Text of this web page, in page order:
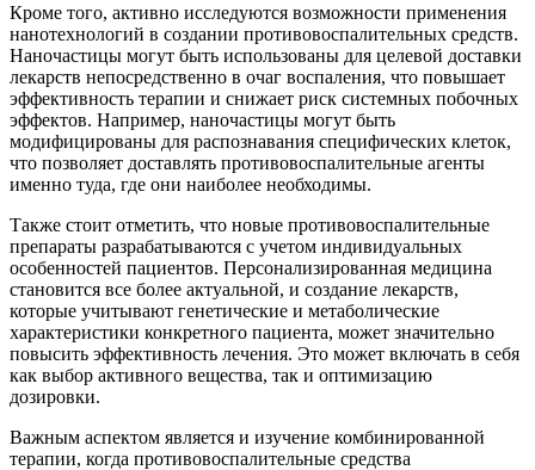
Кроме того, активно исследуются возможности применения
нанотехнологий в создании противовоспалительных средств.
Наночастицы могут быть использованы для целевой доставки
лекарств непосредственно в очаг воспаления, что повышает
эффективность терапии и снижает риск системных побочных
эффектов. Например, наночастицы могут быть
модифицированы для распознавания специфических клеток,
что позволяет доставлять противовоспалительные агенты
именно туда, где они наиболее необходимы.
Также стоит отметить, что новые противовоспалительные
препараты разрабатываются с учетом индивидуальных
особенностей пациентов. Персонализированная медицина
становится все более актуальной, и создание лекарств,
которые учитывают генетические и метаболические
характеристики конкретного пациента, может значительно
повысить эффективность лечения. Это может включать в себя
как выбор активного вещества, так и оптимизацию
дозировки.
Важным аспектом является и изучение комбинированной
терапии, когда противовоспалительные средства